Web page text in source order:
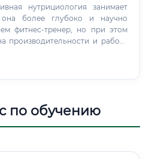
нутрициология занимает
более глубоко и научно
фитнес-тренер, но при этом
производительности и работе
для тех, кто увлечен наукой,
по обучению